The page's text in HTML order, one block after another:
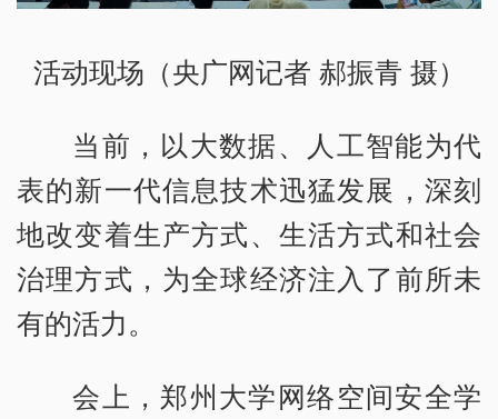
活动现场（央广网记者 郝振青 摄）
当前，以大数据、人工智能为代
表的新一代信息技术迅猛发展，深刻
地改变着生产方式、生活方式和社会
治理方式，为全球经济注入了前所未
有的活力。
会上，郑州大学网络空间安全学